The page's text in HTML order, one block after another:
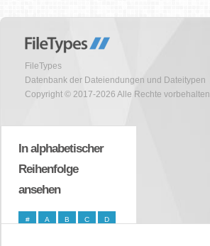
FileTypes
Datenbank der Dateiendungen und Dateitypen
Copyright © 2017-2026 Alle Rechte vorbehalten
In alphabetischer
Reihenfolge
ansehen
# A B C D